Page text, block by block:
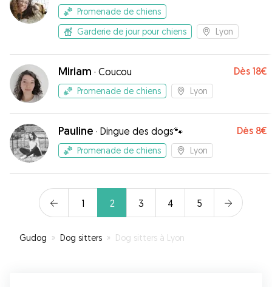
Promenade de chiens
Garderie de jour pour chiens
Lyon
Miriam · Coucou Dès 18€
Promenade de chiens Lyon
Pauline · Dingue des dogs🐾 Dès 8€
Promenade de chiens Lyon
1 2 3 4 5
Gudog » Dog sitters » Dog sitters à Lyon